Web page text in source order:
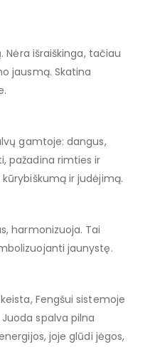
Nėra išraiškinga, tačiau
jausmą. Skatina
gamtoje: dangus,
pažadina rimties ir
ir judėjimą.
harmonizuoja. Tai
jaunystę.
Fengšui sistemoje
spalva pilna
joje glūdi jėgos,